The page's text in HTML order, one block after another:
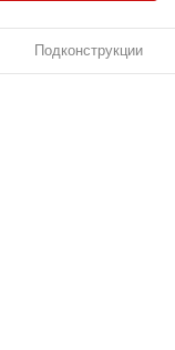
Подконструкции